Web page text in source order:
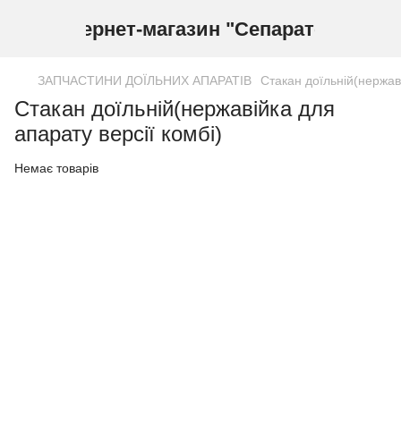
Інтернет-магазин "Сепаратор"
ЗАПЧАСТИНИ ДОЇЛЬНИХ АПАРАТІВ Стакан
Стакан доїльній(нержавійка для
апарату версії комбі)
Немає товарів